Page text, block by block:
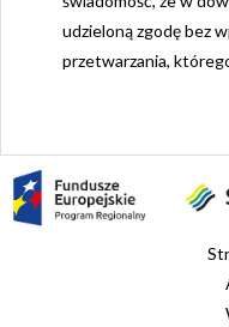
udzieloną zgodę bez
przetwarzania,